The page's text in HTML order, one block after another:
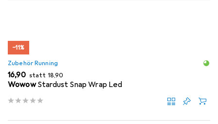
−11%
Zubehör Running
EUR
16,90 statt EUR
18,90
Wowow Stardust Snap Wrap Led